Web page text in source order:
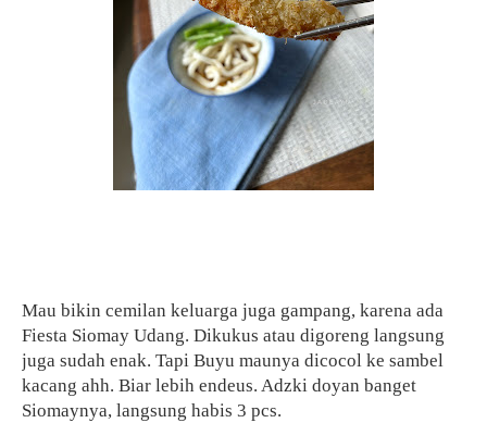
Mau bikin cemilan keluarga juga gampang, karena ada
Fiesta Siomay Udang. Dikukus atau digoreng langsung
juga sudah enak. Tapi Buyu maunya dicocol ke sambel
kacang ahh. Biar lebih endeus. Adzki doyan banget
Siomaynya, langsung habis 3 pcs.